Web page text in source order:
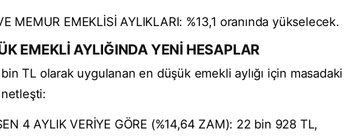
MEMUR EMEKLİSİ AYLIKLARI: %13,1 oranında yükselecek.
EMEKLİ AYLIĞINDA YENİ HESAPLAR
TL olarak uygulanan en düşük emekli aylığı için masadaki
4 AYLIK VERİYE GÖRE (%14,64 ZAM): 22 bin 928 TL,